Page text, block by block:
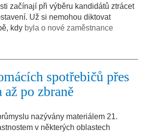
začínají při výběru kandidátů ztrácet
Už si nemohou diktovat
kdy byla o nové zaměstnance
spotřebičů přes
až po zbraně
nazývány materiálem 21.
v některých oblastech